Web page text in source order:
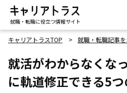
就職・転職に役立つ情報サイト
キャリアトラスTOP 就職・転職記事
就活がわからなくな
に軌道修正できる5